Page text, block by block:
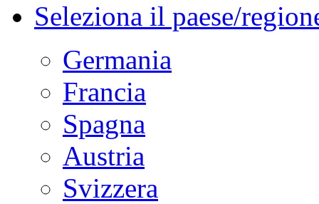
Seleziona il paese/
Germania
Francia
Spagna
Austria
Svizzera